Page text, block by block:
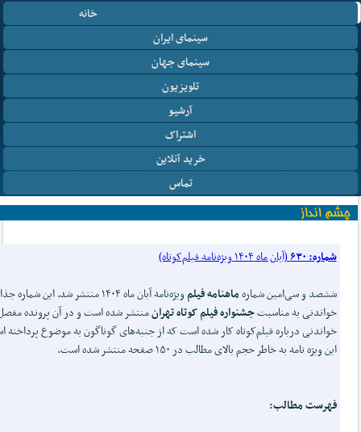
خانه
سینمای ایران
سینمای جهان
تلویزیون
آرشیو
اشتراک
خرید آنلاین
تماس
شماره: ۶۳۰
(آبان ماه ۱۴۰۴ ویژه‌نامه فیلم‌کوتاه)
ششصد و سی‌امین شمارهماهنامه فیلم
ویژه‌نامه آبان ماه ۱۴۰۴ منتشر شد. این
خواندنی به مناسبتجشنواره فیلم کوتاه تهرانمنتشر شده است و در آن پرونده
خواندنی درباره فیلم‌کوتاه کار شده است که از جنبه‌های گوناگون به موضوع
این ویژه نامه به خاطر حجم بالای مطالب در ۱۵۰ صفحه منتشر شده است.
فهرست مطالب: